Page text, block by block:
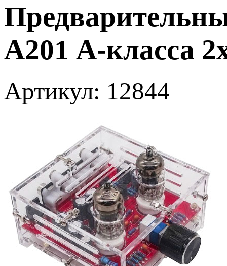
A201 А-класса
Артикул: 12844